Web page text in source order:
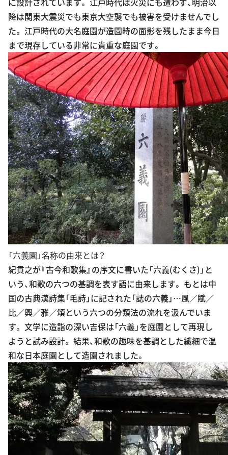
降は関東大震災でも東京大空襲でも被害を受けませんでし
た。 江戸時代の大名庭園が造園時の面影を残したまま今日
まで現存している非常に貴重な庭園です。
「六義園」名称の由来とは？
紀貫之が『古今和歌集』の序文に書いた「六義(むくさ)」と
いう、和歌の六つの基調を表す語に由来します。 もとは中
国の古典漢詩集「毛詩」に記された「誌の六義」…風／賦／
比／興／雅／頌という六つの分類法の流れを汲んでいま
す。 文学に造詣の深い吉保は「六義」を庭園として再現し
ようと試み設計。 結果、和歌の趣味を基調とした繊細で温
和な日本庭園として造園されました。